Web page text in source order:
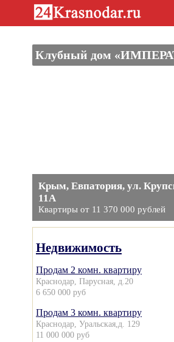
Клубный дом
Крым, Евпатория, ул.
11А
Квартиры от 11 370 000 рублей
Недвижимость
Продам 2 комн. квартиру
Краснодар, Парусная, д.20
6 650 000 руб
Продам 3 комн. квартиру
Краснодар, Уральская,д. 129
11 000 000 руб